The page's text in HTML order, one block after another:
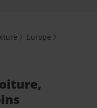
Europe